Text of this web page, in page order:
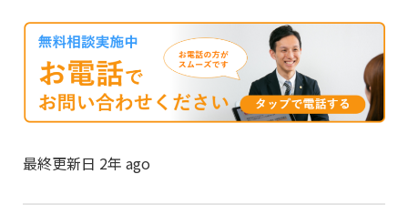
最終更新日 2年 ago